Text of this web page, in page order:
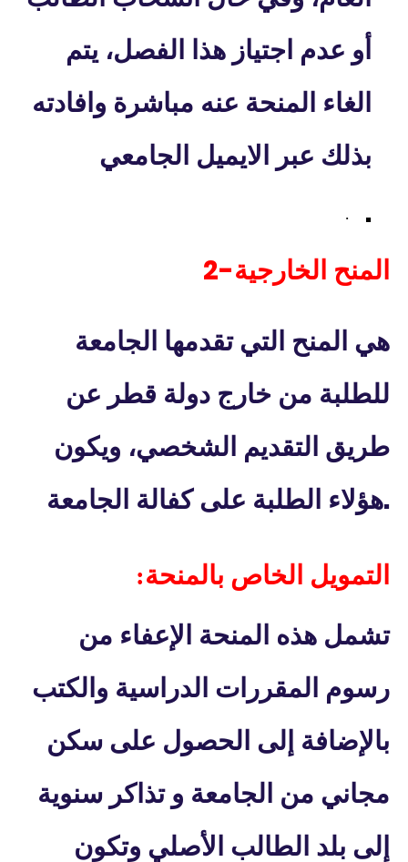
أو عدم اجتياز هذا الفصل، يتم
الغاء المنحة عنه مباشرة وافادته
بذلك عبر الايميل الجامعي
·
.
2-المنح الخارجية
هي المنح التي تقدمها الجامعة
للطلبة من خارج دولة قطر عن
طريق التقديم الشخصي، ويكون
هؤلاء الطلبة على كفالة الجامعة.
التمويل الخاص بالمنحة:
تشمل هذه المنحة الإعفاء من
رسوم المقررات الدراسية والكتب
بالإضافة إلى الحصول على سكن
مجاني من الجامعة و تذاكر سنوية
إلى بلد الطالب الأصلي وتكون